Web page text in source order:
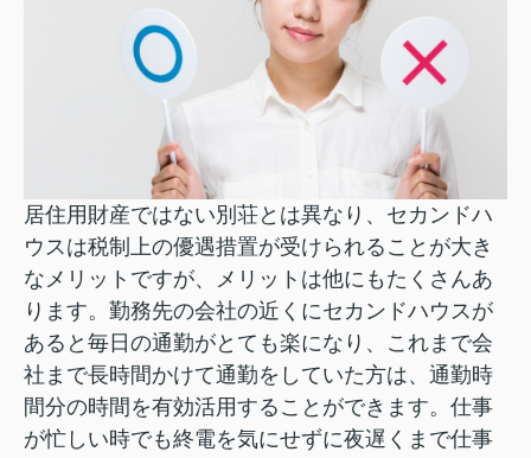
居住用財産ではない別荘とは異なり、セカンドハ
ウスは税制上の優遇措置が受けられることが大き
なメリットですが、メリットは他にもたくさんあ
ります。勤務先の会社の近くにセカンドハウスが
あると毎日の通勤がとても楽になり、これまで会
社まで長時間かけて通勤をしていた方は、通勤時
間分の時間を有効活用することができます。仕事
が忙しい時でも終電を気にせずに夜遅くまで仕事